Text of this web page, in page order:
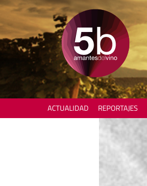
ACTUALIDAD REPORTAJES